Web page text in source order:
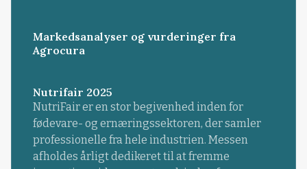
Markedsanalyser og vurderinger fra
Agrocura
Nutrifair 2025
NutriFair er en stor begivenhed inden for
fødevare- og ernæringssektoren, der samler
professionelle fra hele industrien. Messen
afholdes årligt dedikeret til at fremme